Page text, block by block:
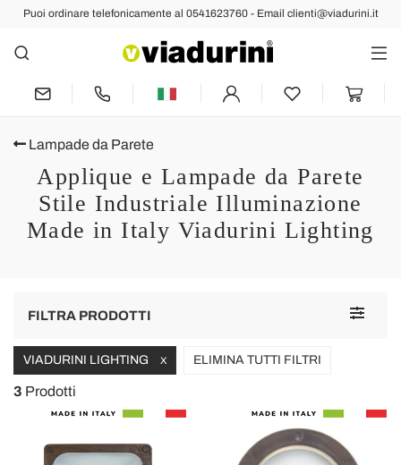
Puoi ordinare telefonicamente al 0541623760 - Email clienti@viadurini.it
Lampade da Parete
Applique e Lampade da Parete
Stile Industriale Illuminazione
Made in Italy Viadurini Lighting
Toggle
FILTRA PRODOTTI
VIADURINI LIGHTING X ELIMINA TUTTI FILTRI
3 Prodotti